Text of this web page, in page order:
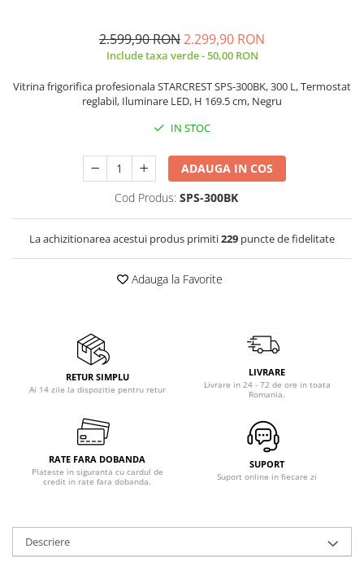
Vitrine pentru vinuri
Aparate de bucatarie
Aparate de gatit cu aburi
Aparate de preparat desert
Aparate de vidat
Ascutitor cutite
Grătare electrice
Masini de paine
Masini de tocat
Mixere
Multicooker
Rasnite condimente
Razatoare
2.599,90 RON2.299,90 RON
Include taxa verde - 50,00 RON
Vitrina frigorifica profesionala STARCREST SPS-300BK, 300 L, Termostat
reglabil, Iluminare LED, H 169.5 cm, Negru
IN STOC
ADAUGA IN COS
Cod Produs: SPS-300BK
La achizitionarea acestui produs primiti229 puncte de fidelitate
Adauga la Favorite
RETUR SIMPLU
Ai 14 zile la dispozitie pentru retur
LIVRARE
Livrare in 24 - 72 de ore in toata
Romania.
RATE FARA DOBANDA
Plateste in siguranta cu cardul de
credit in rate fara dobanda.
SUPORT
Suport online in fiecare zi
Descriere